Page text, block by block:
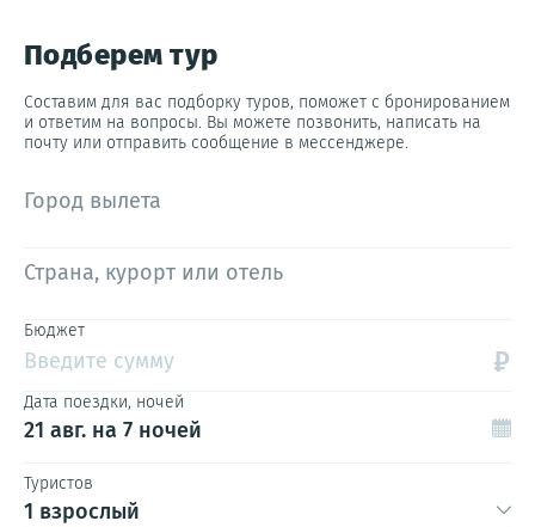
Подберем тур
Составим для вас подборку туров, поможет с бронированием
и ответим на вопросы. Вы можете позвонить, написать на
почту или отправить сообщение в мессенджере.
Город вылета
Страна, курорт или отель
Бюджет
Введите сумму ₽
Дата поездки, ночей
21 авг. на 7 ночей
Туристов
1 взрослый